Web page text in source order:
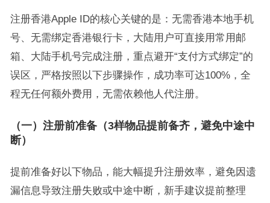
注册香港Apple ID的核心关键的是：无需香港本地手机
号、无需绑定香港银行卡，大陆用户可直接用常用邮
箱、大陆手机号完成注册，重点避开“支付方式绑定”的
误区，严格按照以下步骤操作，成功率可达100%，全
程无任何额外费用，无需依赖他人代注册。
（一）注册前准备（3样物品提前备齐，避免中途中
断）
提前准备好以下物品，能大幅提升注册效率，避免因遗
漏信息导致注册失败或中途中断，新手建议提前整理